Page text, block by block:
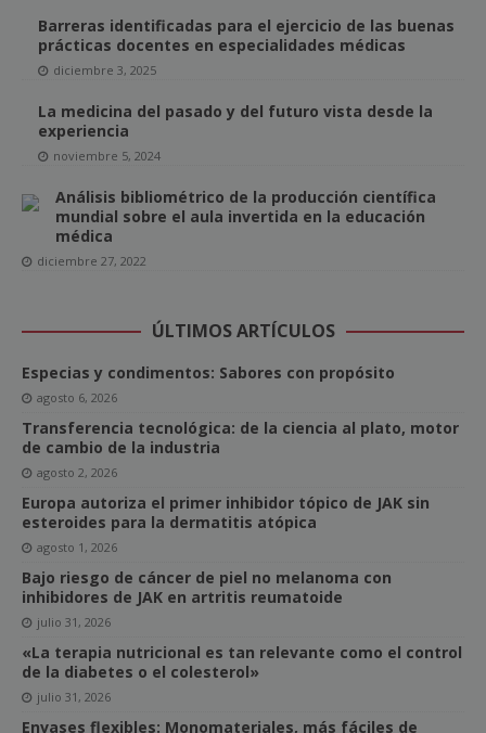
Barreras identificadas para el ejercicio de las buenas
prácticas docentes en especialidades médicas
diciembre 3, 2025
La medicina del pasado y del futuro vista desde la
experiencia
noviembre 5, 2024
Análisis bibliométrico de la producción científica
mundial sobre el aula invertida en la educación
médica
diciembre 27, 2022
ÚLTIMOS ARTÍCULOS
Especias y condimentos: Sabores con propósito
agosto 6, 2026
Transferencia tecnológica: de la ciencia al plato, motor
de cambio de la industria
agosto 2, 2026
Europa autoriza el primer inhibidor tópico de JAK sin
esteroides para la dermatitis atópica
agosto 1, 2026
Bajo riesgo de cáncer de piel no melanoma con
inhibidores de JAK en artritis reumatoide
julio 31, 2026
«La terapia nutricional es tan relevante como el control
de la diabetes o el colesterol»
julio 31, 2026
Envases flexibles: Monomateriales, más fáciles de